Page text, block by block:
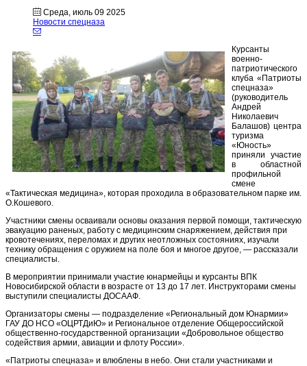
Среда, июль 09 2025
Новости спецназа
Курсанты
военно-
патриотического
клуба «Патриоты
спецназа»
(руководитель
Андрей
Николаевич
Балашов) центра
туризма
«Юность»
приняли участие
в областной
профильной
смене
«Тактическая медицина», которая проходила в образовательном парке им.
О.Кошевого.
Участники смены осваивали основы оказания первой помощи, тактическую
эвакуацию раненых, работу с медицинским снаряжением, действия при
кровотечениях, переломах и других неотложных состояниях, изучали
технику обращения с оружием на поле боя и многое другое, — рассказали
специалисты.
В мероприятии принимали участие юнармейцы и курсанты ВПК
Новосибирской области в возрасте от 13 до 17 лет. Инструкторами смены
выступили специалисты ДОСААФ.
Организаторы смены — подразделение «Региональный дом Юнармии»
ГАУ ДО НСО «ОЦРТДиЮ» и Региональное отделение Общероссийской
общественно-государственной организации «Добровольное общество
содействия армии, авиации и флоту России».
«Патриоты спецназа» и влюблены в небо. Они стали участниками и